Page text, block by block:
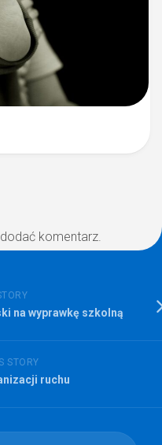
komentarz.
na wyprawkę szkolną
STORY
ruchu